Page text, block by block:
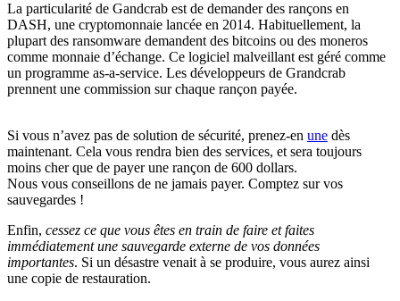
La particularité de Gandcrab est de demander des rançons en
DASH, une cryptomonnaie lancée en 2014. Habituellement, la
plupart des ransomware demandent des bitcoins ou des moneros
comme monnaie d’échange. Ce logiciel malveillant est géré comme
un programme as-a-service. Les développeurs de Grandcrab
prennent une commission sur chaque rançon payée.
Si vous n’avez pas de solution de sécurité, prenez-en une dès
maintenant. Cela vous rendra bien des services, et sera toujours
moins cher que de payer une rançon de 600 dollars.
Nous vous conseillons de ne jamais payer. Comptez sur vos
sauvegardes !
Enfin, cessez ce que vous êtes en train de faire et faites
immédiatement une sauvegarde externe de vos données
importantes. Si un désastre venait à se produire, vous aurez ainsi
une copie de restauration.